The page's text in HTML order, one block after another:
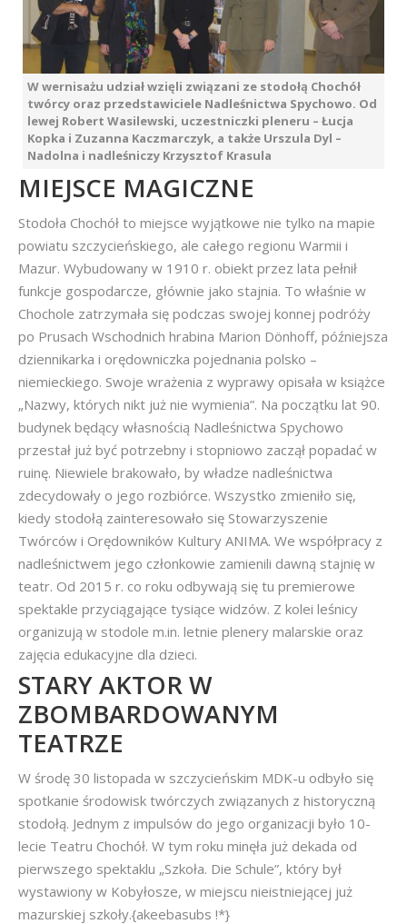
W wernisażu udział wzięli związani ze stodołą Chochół
twórcy oraz przedstawiciele Nadleśnictwa Spychowo. Od
lewej Robert Wasilewski, uczestniczki pleneru – Łucja
Kopka i Zuzanna Kaczmarczyk, a także Urszula Dyl –
Nadolna i nadleśniczy Krzysztof Krasula
MIEJSCE MAGICZNE
Stodoła Chochół to miejsce wyjątkowe nie tylko na mapie
powiatu szczycieńskiego, ale całego regionu Warmii i
Mazur. Wybudowany w 1910 r. obiekt przez lata pełnił
funkcje gospodarcze, głównie jako stajnia. To właśnie w
Chochole zatrzymała się podczas swojej konnej podróży
po Prusach Wschodnich hrabina Marion Dönhoff, późniejsza
dziennikarka i orędowniczka pojednania polsko –
niemieckiego. Swoje wrażenia z wyprawy opisała w książce
„Nazwy, których nikt już nie wymienia”. Na początku lat 90.
budynek będący własnością Nadleśnictwa Spychowo
przestał już być potrzebny i stopniowo zaczął popadać w
ruinę. Niewiele brakowało, by władze nadleśnictwa
zdecydowały o jego rozbiórce. Wszystko zmieniło się,
kiedy stodołą zainteresowało się Stowarzyszenie
Twórców i Orędowników Kultury ANIMA. We współpracy z
nadleśnictwem jego członkowie zamienili dawną stajnię w
teatr. Od 2015 r. co roku odbywają się tu premierowe
spektakle przyciągające tysiące widzów. Z kolei leśnicy
organizują w stodole m.in. letnie plenery malarskie oraz
zajęcia edukacyjne dla dzieci.
STARY AKTOR W
ZBOMBARDOWANYM
TEATRZE
W środę 30 listopada w szczycieńskim MDK-u odbyło się
spotkanie środowisk twórczych związanych z historyczną
stodołą. Jednym z impulsów do jego organizacji było 10-
lecie Teatru Chochół. W tym roku minęła już dekada od
pierwszego spektaklu „Szkoła. Die Schule”, który był
wystawiony w Kobyłosze, w miejscu nieistniejącej już
mazurskiej szkoły.{akeebasubs !*}